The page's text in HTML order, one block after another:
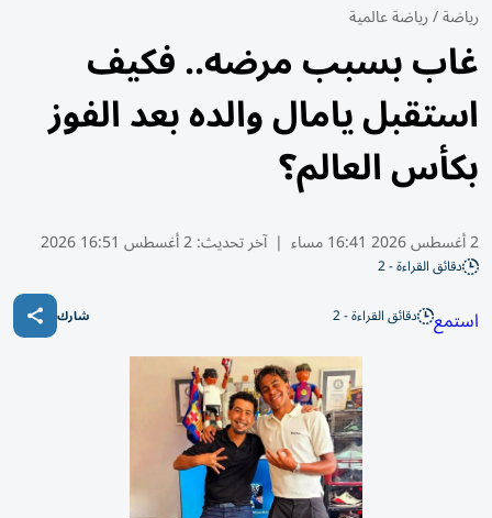
رياضة/رياضة عالمية
غاب بسبب مرضه.. فكيف
استقبل يامال والده بعد الفوز
بكأس العالم؟
2 أغسطس 2026 16:41 مساء | آخر تحديث:2 أغسطس 16:51 2026
دقائق القراءة - 2
استمع دقائق القراءة - 2 شارك